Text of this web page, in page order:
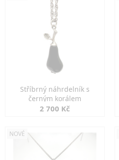
Stříbrný náhrdelník s
černým korálem
2 700 Kč
NOVÉ